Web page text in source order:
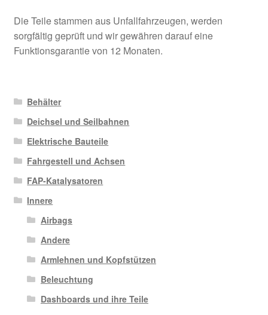
Die Teile stammen aus Unfallfahrzeugen, werden
sorgfältig geprüft und wir gewähren darauf eine
Funktionsgarantie von 12 Monaten.
Behälter
Deichsel und Seilbahnen
Elektrische Bauteile
Fahrgestell und Achsen
FAP-Katalysatoren
Innere
Airbags
Andere
Armlehnen und Kopfstützen
Beleuchtung
Dashboards und ihre Teile